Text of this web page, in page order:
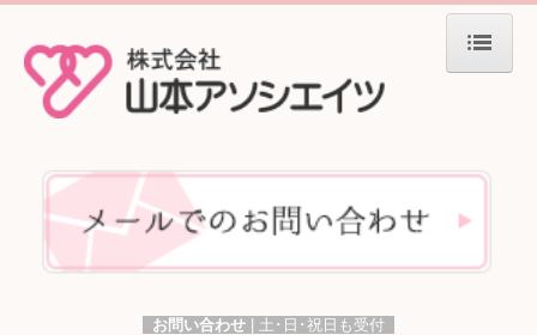
ホーム
グループホーム やすらぎ
ナーシングホーム せせらぎ
西の丸コミュニティー
お問い合わせ 土･日 ･ 祝日も受付